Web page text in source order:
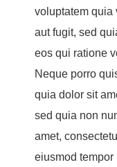
voluptatem quia
aut fugit, sed
eos qui ratione
Neque porro
quia dolor sit
sed quia non
amet,
eiusmod